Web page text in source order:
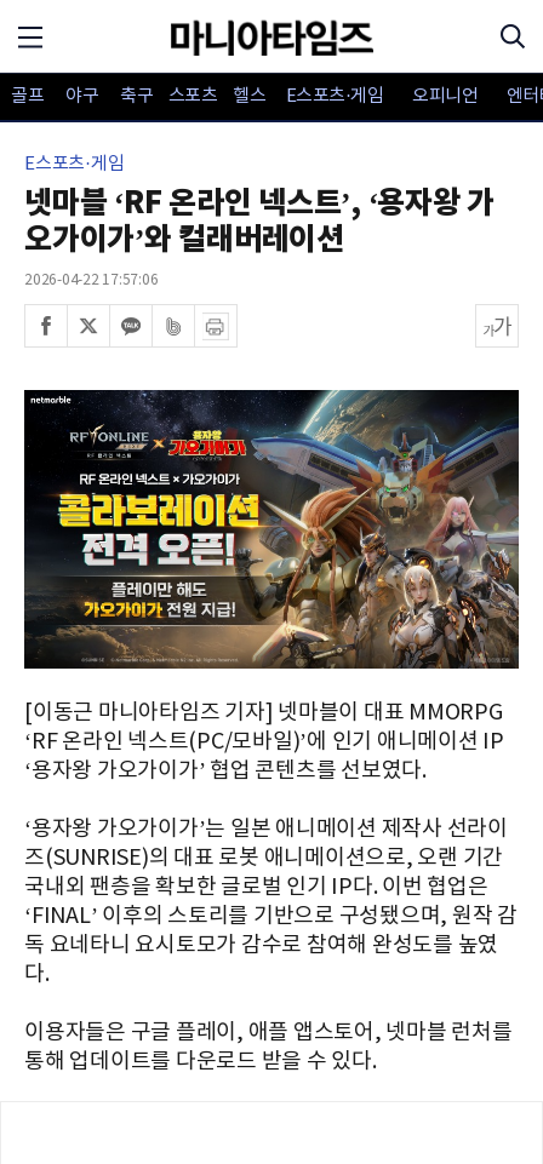
골프 야구 축구 스포츠 헬스 E스포츠·게임 오피니언 엔
E스포츠·게임
넷마블 ‘RF 온라인 넥스트’, ‘용자왕 가
오가이가’와 컬래버레이션
2026-04-22 17:57:06
[이동근 마니아타임즈 기자] 넷마블이 대표 MMORPG
‘RF 온라인 넥스트(PC/모바일)’에 인기 애니메이션 IP
‘용자왕 가오가이가’ 협업 콘텐츠를 선보였다.
‘용자왕 가오가이가’는 일본 애니메이션 제작사 선라이
즈(SUNRISE)의 대표 로봇 애니메이션으로, 오랜 기간
국내외 팬층을 확보한 글로벌 인기 IP다. 이번 협업은
‘FINAL’ 이후의 스토리를 기반으로 구성됐으며, 원작 감
독 요네타니 요시토모가 감수로 참여해 완성도를 높였
다.
이용자들은 구글 플레이, 애플 앱스토어, 넷마블 런처를
통해 업데이트를 다운로드 받을 수 있다.